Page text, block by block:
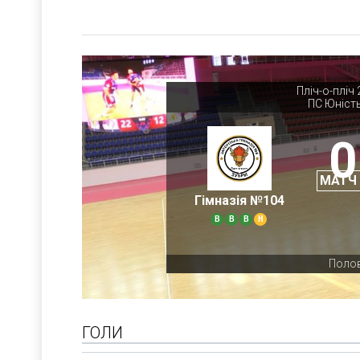
Пліч-о-
ПС
Гімназія №104
В В В Н
0
МАТЧ
ГОЛИ